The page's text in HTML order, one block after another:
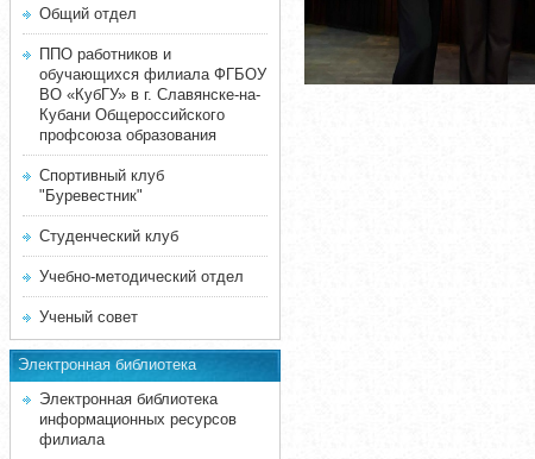
Общий отдел
ППО работников и
обучающихся филиала ФГБОУ
ВО «КубГУ» в г. Славянске-на-
Кубани Общероссийского
профсоюза образования
Спортивный клуб
"Буревестник"
Студенческий клуб
Учебно-методический отдел
Ученый совет
Электронная библиотека
Электронная библиотека
информационных ресурсов
филиала